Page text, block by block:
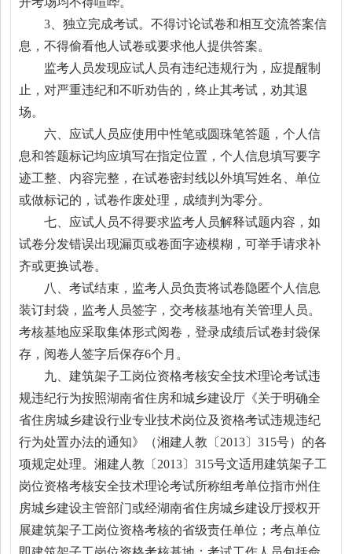
3、独立完成考试。不得讨论试卷和相互交流答案信
息，不得偷看他人试卷或要求他人提供答案。
监考人员发现应试人员有违纪违规行为，应提醒制
止，对严重违纪和不听劝告的，终止其考试，劝其退
场。
六、应试人员应使用中性笔或圆珠笔答题，个人信
息和答题标记均应填写在指定位置，个人信息填写要字
迹工整、内容完整，在试卷密封线以外填写姓名、单位
或做标记的，试卷作废处理，成绩判为零分。
七、应试人员不得要求监考人员解释试题内容，如
试卷分发错误出现漏页或卷面字迹模糊，可举手请求补
齐或更换试卷。
八、考试结束，监考人员负责将试卷隐匿个人信息
装订封袋，监考人员签字，交考核基地有关管理人员。
考核基地应采取集体形式阅卷，登录成绩后试卷封袋保
存，阅卷人签字后保存6个月。
九、建筑架子工岗位资格考核安全技术理论考试违
规违纪行为按照湖南省住房和城乡建设厅《关于明确全
省住房城乡建设行业专业技术岗位及资格考试违规违纪
行为处置办法的通知》（湘建人教〔2013〕315号）的各
项规定处理。湘建人教〔2013〕315号文适用建筑架子工
岗位资格考核安全技术理论考试所称组考单位指市州住
房城乡建设主管部门或经湖南省住房城乡建设厅授权开
展建筑架子工岗位资格考核的省级责任单位；考点单位